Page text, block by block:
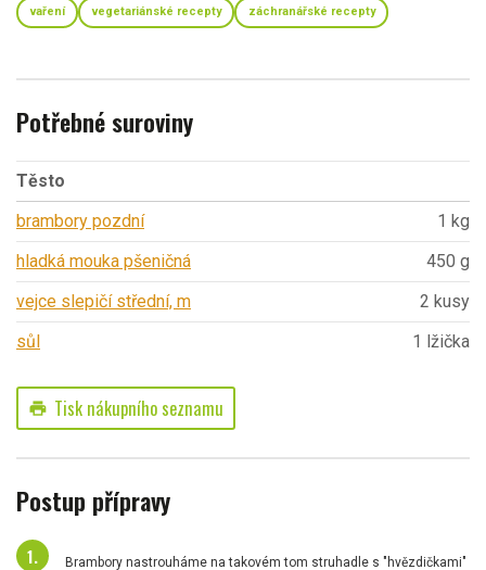
vaření vegetariánské recepty záchranářské recepty
Potřebné suroviny
Těsto
brambory pozdní
1 kg
hladká mouka pšeničná
450 g
vejce slepičí střední, m
2 kusy
sůl
1 lžička
print Tisk nákupního seznamu
Postup přípravy
Brambory nastrouháme na takovém tom struhadle s "hvězdičkami"